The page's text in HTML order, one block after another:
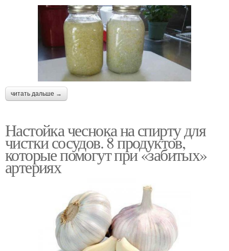
читать дальше →
Настойка чеснока на спирту для
чистки сосудов. 8 продуктов,
которые помогут при «забитых»
артериях